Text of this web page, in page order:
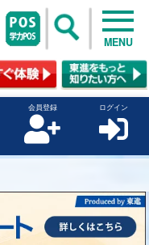
MENU
会員登録 ログイン